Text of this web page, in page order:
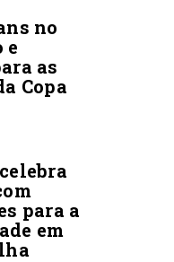
no
e
as
Copa
para a
em